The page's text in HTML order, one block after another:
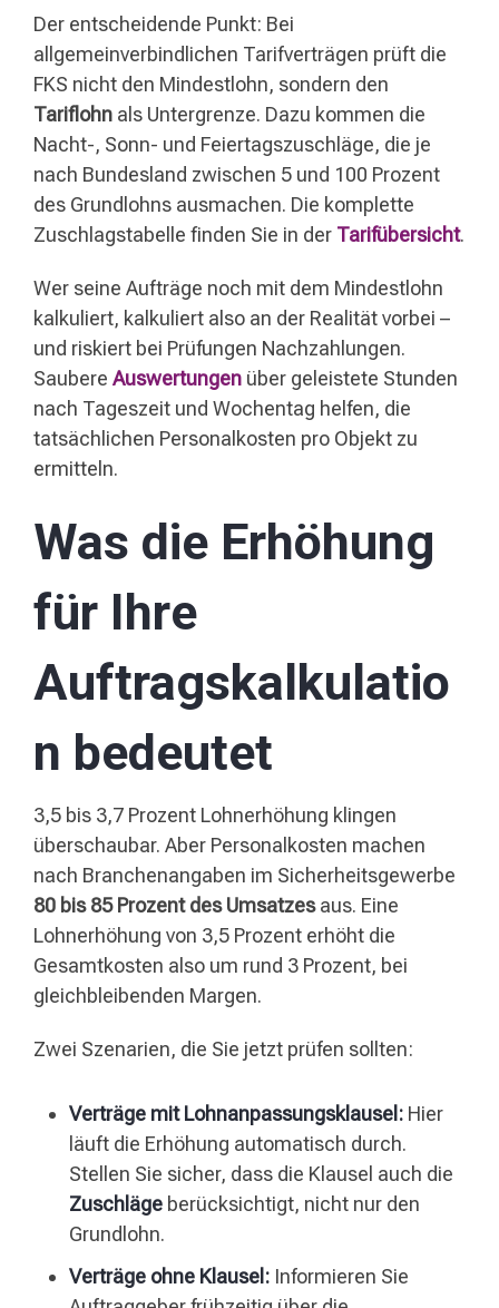
Der entscheidende Punkt: Bei
allgemeinverbindlichen Tarifverträgen prüft die
FKS nicht den Mindestlohn, sondern den
Tariflohn als Untergrenze. Dazu kommen die
Nacht-, Sonn- und Feiertagszuschläge, die je
nach Bundesland zwischen 5 und 100 Prozent
des Grundlohns ausmachen. Die komplette
Zuschlagstabelle finden Sie in der Tarifübersicht.
Wer seine Aufträge noch mit dem Mindestlohn
kalkuliert, kalkuliert also an der Realität vorbei –
und riskiert bei Prüfungen Nachzahlungen.
Saubere Auswertungen über geleistete Stunden
nach Tageszeit und Wochentag helfen, die
tatsächlichen Personalkosten pro Objekt zu
ermitteln.
Was die Erhöhung
für Ihre
Auftragskalkulatio
n bedeutet
3,5 bis 3,7 Prozent Lohnerhöhung klingen
überschaubar. Aber Personalkosten machen
nach Branchenangaben im Sicherheitsgewerbe
80 bis 85 Prozent des Umsatzesaus. Eine
Lohnerhöhung von 3,5 Prozent erhöht die
Gesamtkosten also um rund 3 Prozent, bei
gleichbleibenden Margen.
Zwei Szenarien, die Sie jetzt prüfen sollten:
Verträge mit Lohnanpassungsklausel:Hier
läuft die Erhöhung automatisch durch.
Stellen Sie sicher, dass die Klausel auch die
Zuschlägeberücksichtigt, nicht nur den
Grundlohn.
Verträge ohne Klausel:Informieren Sie